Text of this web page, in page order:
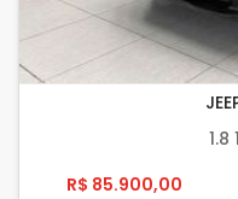
1.8
R$ 85.900,00